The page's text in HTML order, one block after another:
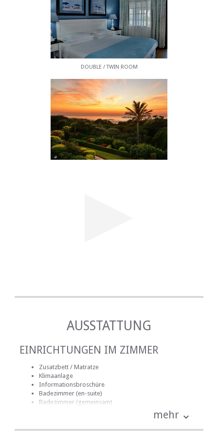
die jährliche Sardinenwanderung und Delfin- und
Walbeobachtung; Es gibt ein Süßwasser-Schwimm-
und Planschbecken am Meer, einen Sand-
Volleyballplatz am Strand, einen Minigolfplatz,
Tischtennis im Freien, ein Trampolin, zwei
Damenbars sowie ein TV- und Spielzimmer.
Auswahl an bekannten Golfplätzen, Tennisplätze,
Hochseefischerei-Charter, Ozean-Safaris,
Wanderwege und vieles mehr.
DOUBLE / TWIN ROOM
AUSSTATTUNG
EINRICHTUNGEN IM ZIMMER
Zusatzbett / Matratze
Klimaanlage
Informationsbroschüre
Badezimmer (en-suite)
Badezimmer (gemeinsam)
Kinder: Kinderbett, Hochstuhl, usw.
mehr